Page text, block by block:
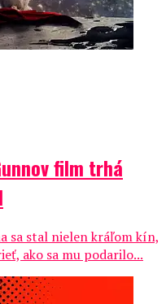
film trhá
sa stal nielen kráľom kín,
ako sa mu podarilo...